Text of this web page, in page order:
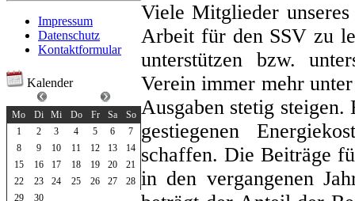
Impressum
Datenschutz
Kontaktformular
Kalender
Mo
Di Mi Do Fr Sa
So
1
2 3 4 5 6
7
8
9 10 11 12 13
14
15
16 17 18 19 20
21
22
23 24 25 26 27
28
29
30
Viele Mitglieder
Arbeit für den SSV zu
unterstützen bzw.
Verein immer mehr
Ausgaben stetig
gestiegenen
schaffen. Die Beiträge
in den vergangenen